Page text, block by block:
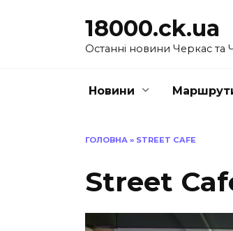
18000.ck.ua
Останні новини Черкас та
Новини
ГОЛОВНА » STREET CAFE
Street